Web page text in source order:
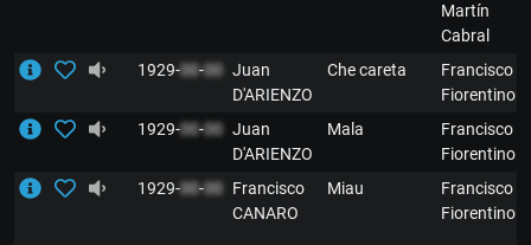
Martín
Cabral
1929-00-00 Juan
D'ARIENZO
Che careta
Francisco
Fiorentino
1929-00-00 Juan
D'ARIENZO
Mala
Francisco
Fiorentino
1929-00-00
Francisco
CANARO
Miau
Francisco
Fiorentino